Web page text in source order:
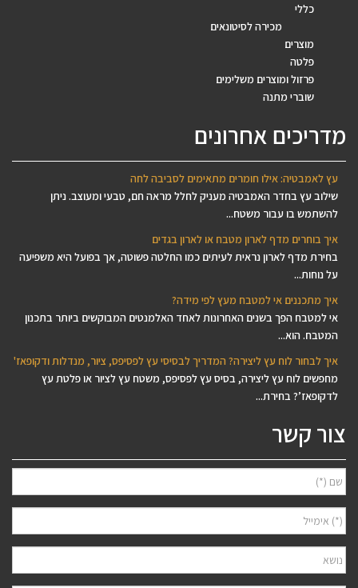
כללי
מכירה לסיטונאים
מוצרים
פלטה
פרזול ומוצרים משלימים
שוברי מתנה
מדריכים אחרונים
עץ לאמבטיה: אילו חומרים מתאימים לסביבה לחה
שילוב עץ בחדר האמבטיה מעניק לחלל מראה חם, טבעי ומעוצב. ניתן
להשתמש בו עבור משטח...
איך בוחרים מדף לארון מטבח או לארון בגדים
בחירת מדף לארון נראית לעיתים כמו החלטה פשוטה, אך בפועל היא משפיעה
על נוחות...
איך מתכננים אי למטבח מעץ לפי מידה?
אי למטבח הפך בשנים האחרונות לאחד האלמנטים המבוקשים ביותר בתכנון
המטבח. הוא...
איך לבחור לוח עץ ליצירה? המדריך לבסיסי עץ לפסיפס, ציור, מנדלות ודקופאז'
מחפשים לוח עץ ליצירה, בסיס עץ לפסיפס, משטח עץ לציור או פלטת עץ
לדקופאז’? בחירת...
צור קשר